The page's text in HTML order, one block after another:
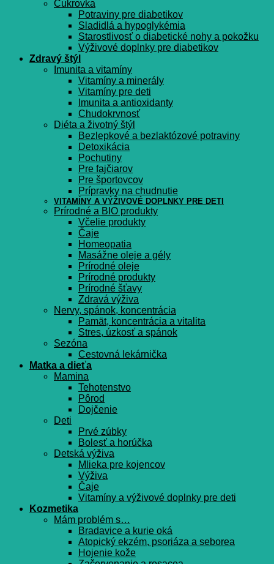
Cukrovka
Potraviny pre diabetikov
Sladidlá a hypoglykémia
Starostlivosť o diabetické nohy a pokožku
Výživové doplnky pre diabetikov
Zdravý štýl
Imunita a vitamíny
Vitamíny a minerály
Vitamíny pre deti
Imunita a antioxidanty
Chudokrvnosť
Diéta a životný štýl
Bezlepkové a bezlaktózové potraviny
Detoxikácia
Pochutiny
Pre fajčiarov
Pre športovcov
Prípravky na chudnutie
VITAMÍNY A VÝŽIVOVÉ DOPLNKY PRE DETI
Prírodné a BIO produkty
Včelie produkty
Čaje
Homeopatia
Masážne oleje a gély
Prírodné oleje
Prírodné produkty
Prírodné šťavy
Zdravá výživa
Nervy, spánok, koncentrácia
Pamät, koncentrácia a vitalita
Stres, úzkosť a spánok
Sezóna
Cestovná lekárnička
Matka a dieťa
Mamina
Tehotenstvo
Pôrod
Dojčenie
Deti
Prvé zúbky
Bolesť a horúčka
Detská výživa
Mlieka pre kojencov
Výživa
Čaje
Vitamíny a výživové doplnky pre deti
Kozmetika
Mám problém s…
Bradavice a kurie oká
Atopický ekzém, psoriáza a seborea
Hojenie kože